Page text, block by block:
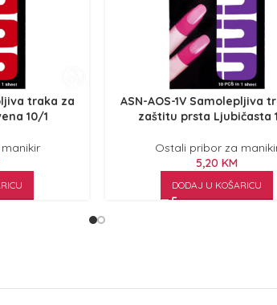
traka za
10/1
ASN-AOS-1V Samolepljiva
zaštitu prsta Ljubičasta
Ostali pribor za
5,20 KM
DODAJ U KOŠARICU